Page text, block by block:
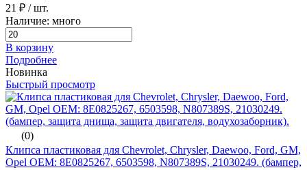
21 ₽ / шт.
Наличие: много
В корзину
Подробнее
Новинка
Быстрый просмотр
(0)
Клипса пластиковая для Chevrolet, Chrysler, Daewoo, Ford, GM,
Opel ОЕМ: 8E0825267, 6503598, N807389S, 21030249. (бампер,